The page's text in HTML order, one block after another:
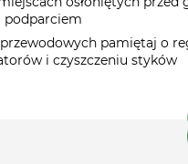
podparciem
pamiętaj o
i czyszczeniu styków